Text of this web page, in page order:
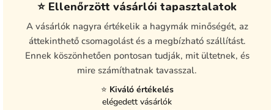
⭐ Ellenőrzött vásárlói tapasztalatok
A vásárlók nagyra értékelik a hagymák minőségét, az
áttekinthető csomagolást és a megbízható szállítást.
Ennek köszönhetően pontosan tudják, mit ültetnek, és
mire számíthatnak tavasszal.
⭐ Kiváló értékelés
elégedett vásárlók